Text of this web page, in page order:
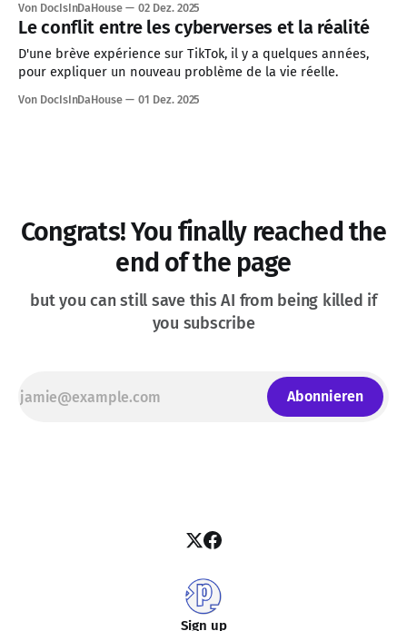
Von DocIsInDaHouse 02 Dez. 2025
Le conflit entre les cyberverses et la réalité
D'une brève expérience sur TikTok, il y a quelques années,
pour expliquer un nouveau problème de la vie réelle.
Von DocIsInDaHouse 01 Dez. 2025
Congrats! You finally reached the
end of the page
but you can still save this AI from being killed if
you subscribe
Abonnieren
Sign up